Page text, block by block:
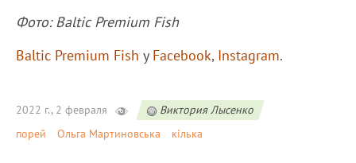
Фото: Baltic Premium Fish
Baltic Premium Fish у Facebook, Instagram.
2022 г., 2 февраля
Виктория Лысенко
порей
Ольга Мартиновська кілька